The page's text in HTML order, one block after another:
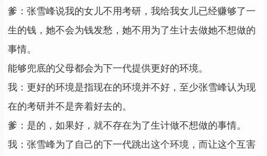
爹：张雪峰说我的女儿不用考研，我给我女儿已经赚够了一
生的钱，她不会为钱发愁，她不用为了生计去做她不想做的
事情。
能够兜底的父母都会为下一代提供更好的环境。
我：更好的环境是指现在的环境并不好，至少张雪峰认为现
在的考研并不是奔着好去的。
爹：是的，如果好，就不存在为了生计做不想做的事情。
我：张雪峰为了自己的下一代跳出这个环境，而让这个互害